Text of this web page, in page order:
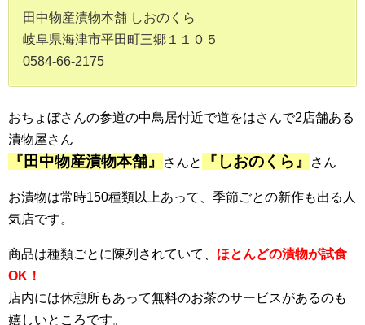
田中物産漬物本舗 しおのくら
岐阜県海津市平田町三郷１１０５
0584-66-2175
おちょぼさんの参道の中鳥居付近で道をはさんで2店舗ある
漬物屋さん
『田中物産漬物本舗』 さんと 『しおのくら』 さん
お漬物は常時150種類以上あって、季節ごとの新作も出る人
気店です。
商品は種類ごとに陳列されていて、 ほとんどの漬物が試食
OK！
店内には休憩所もあって無料のお茶のサービスがあるのも
嬉しいところです。